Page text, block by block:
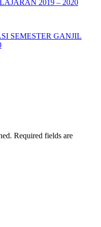
2019 – 2020
SEMESTER GANJIL
Required fields are